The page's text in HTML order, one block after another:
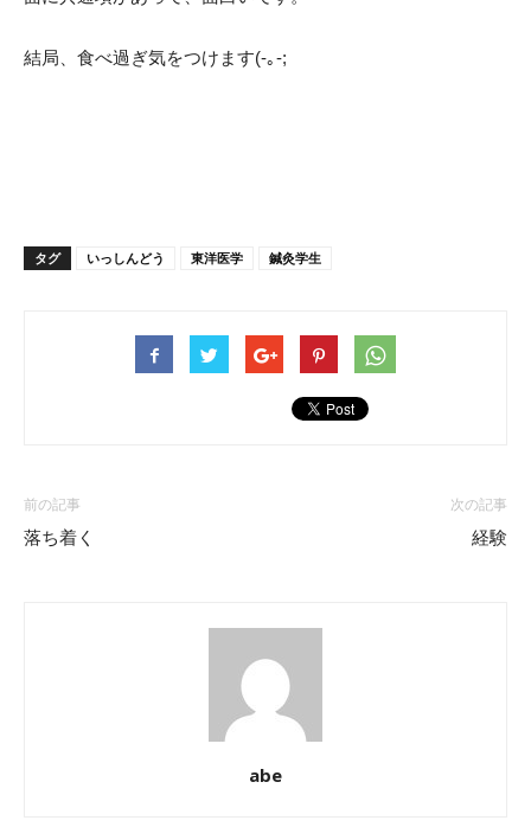
結局、食べ過ぎ気をつけます(-｡-;
タグ いっしんどう 東洋医学 鍼灸学生
前の記事
落ち着く
次の記事
経験
abe